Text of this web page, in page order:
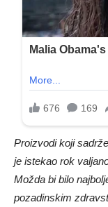
Proizvodi koji
je istekao rok
Možda bi bilo
pozadinskim